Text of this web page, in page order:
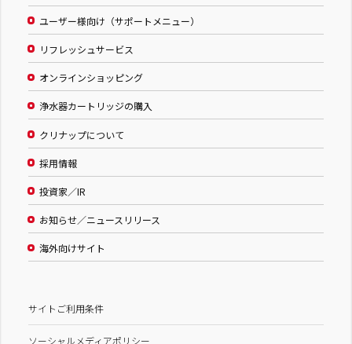
ユーザー様向け（サポートメニュー）
リフレッシュサービス
オンラインショッピング
浄水器カートリッジの購入
クリナップについて
採用情報
投資家／IR
お知らせ／ニュースリリース
海外向けサイト
サイトご利用条件
ソーシャルメディアポリシー